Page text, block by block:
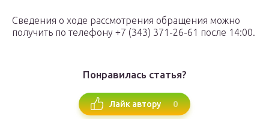
Сведения о ходе рассмотрения обращения можно
получить по телефону +7 (343) 371-26-61 после 14:00.
Понравилась статья?
Лайк автору 0